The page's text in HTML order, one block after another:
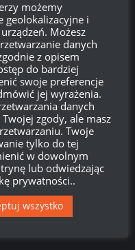
36
Sekund
WORLD OF TANKS
możemy
geolokalizacyjne i
Możesz
danych
z opisem
do bardziej
swoje preferencje
jej wyrażenia.
danych
zgody, ale masz
Twoje
tylko do tej
w dowolnym
lub odwiedzając
prywatności..
wszystko